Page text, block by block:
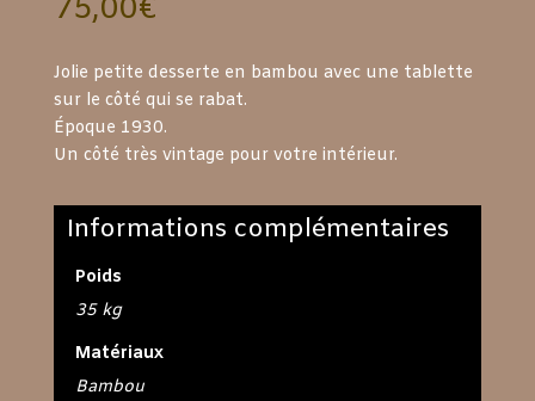
75,00€
Jolie petite desserte en bambou avec une tablette
sur le côté qui se rabat.
Époque 1930.
Un côté très vintage pour votre intérieur.
Informations complémentaires
Poids
35 kg
Matériaux
Bambou